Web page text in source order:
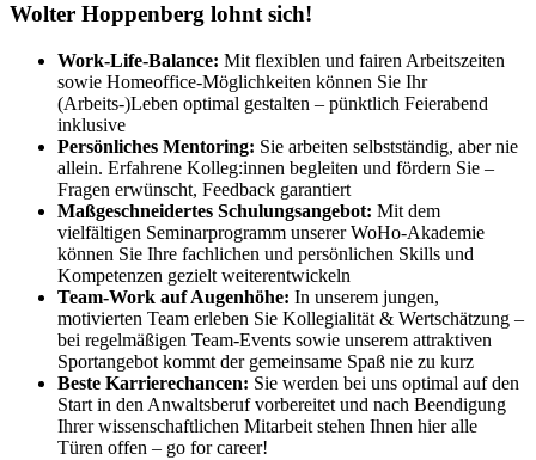
Wolter Hoppenberg lohnt sich!
Work-Life-Balance: Mit flexiblen und fairen Arbeitszeiten
sowie Homeoffice-Möglichkeiten können Sie Ihr
(Arbeits-)Leben optimal gestalten – pünktlich Feierabend
inklusive
Persönliches Mentoring: Sie arbeiten selbstständig, aber nie
allein. Erfahrene Kolleg:innen begleiten und fördern Sie –
Fragen erwünscht, Feedback garantiert
Maßgeschneidertes Schulungsangebot: Mit dem
vielfältigen Seminarprogramm unserer WoHo-Akademie
können Sie Ihre fachlichen und persönlichen Skills und
Kompetenzen gezielt weiterentwickeln
Team-Work auf Augenhöhe: In unserem jungen,
motivierten Team erleben Sie Kollegialität & Wertschätzung –
bei regelmäßigen Team-Events sowie unserem attraktiven
Sportangebot kommt der gemeinsame Spaß nie zu kurz
Beste Karrierechancen: Sie werden bei uns optimal auf den
Start in den Anwaltsberuf vorbereitet und nach Beendigung
Ihrer wissenschaftlichen Mitarbeit stehen Ihnen hier alle
Türen offen – go for career!